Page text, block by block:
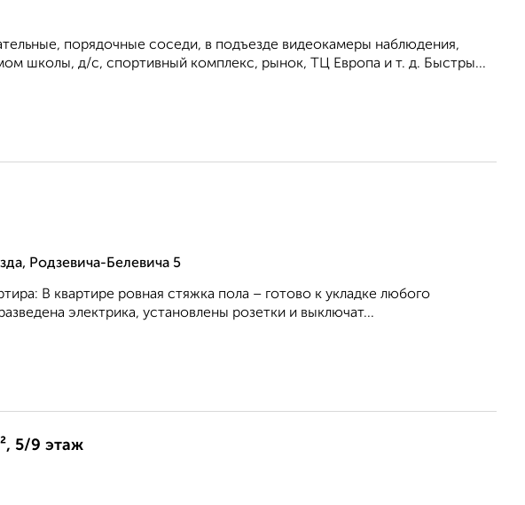
порядочные соседи, в подъезде видеокамеры наблюдения,
школы, д/с, спортивный комплекс, рынок, ТЦ Европа и т. д. Быстры...
Родзевича-Белевича 5
В квартире ровная стяжка пола – готово к укладке любого
электрика, установлены розетки и выключат...
5/9 этаж